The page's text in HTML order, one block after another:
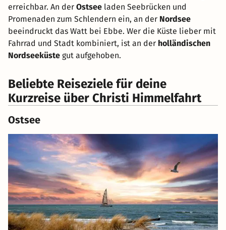
erreichbar. An der Ostsee laden Seebrücken und
Promenaden zum Schlendern ein, an der Nordsee
beeindruckt das Watt bei Ebbe. Wer die Küste lieber mit
Fahrrad und Stadt kombiniert, ist an der holländischen
Nordseeküste gut aufgehoben.
Beliebte Reiseziele für deine
Kurzreise über Christi Himmelfahrt
Ostsee